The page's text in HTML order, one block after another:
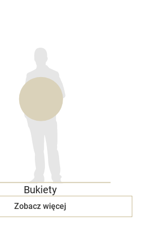
Bukiety
Zobacz więcej